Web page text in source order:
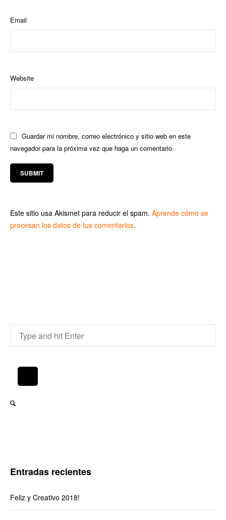
Email
Website
Guardar mi nombre, correo electrónico y sitio web en este
navegador para la próxima vez que haga un comentario.
Este sitio usa Akismet para reducir el spam. Aprende cómo se
procesan los datos de tus comentarios.
Entradas recientes
Feliz y Creativo 2018!